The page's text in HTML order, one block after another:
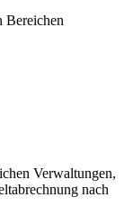
Bereichen
Verwaltungen,
nach